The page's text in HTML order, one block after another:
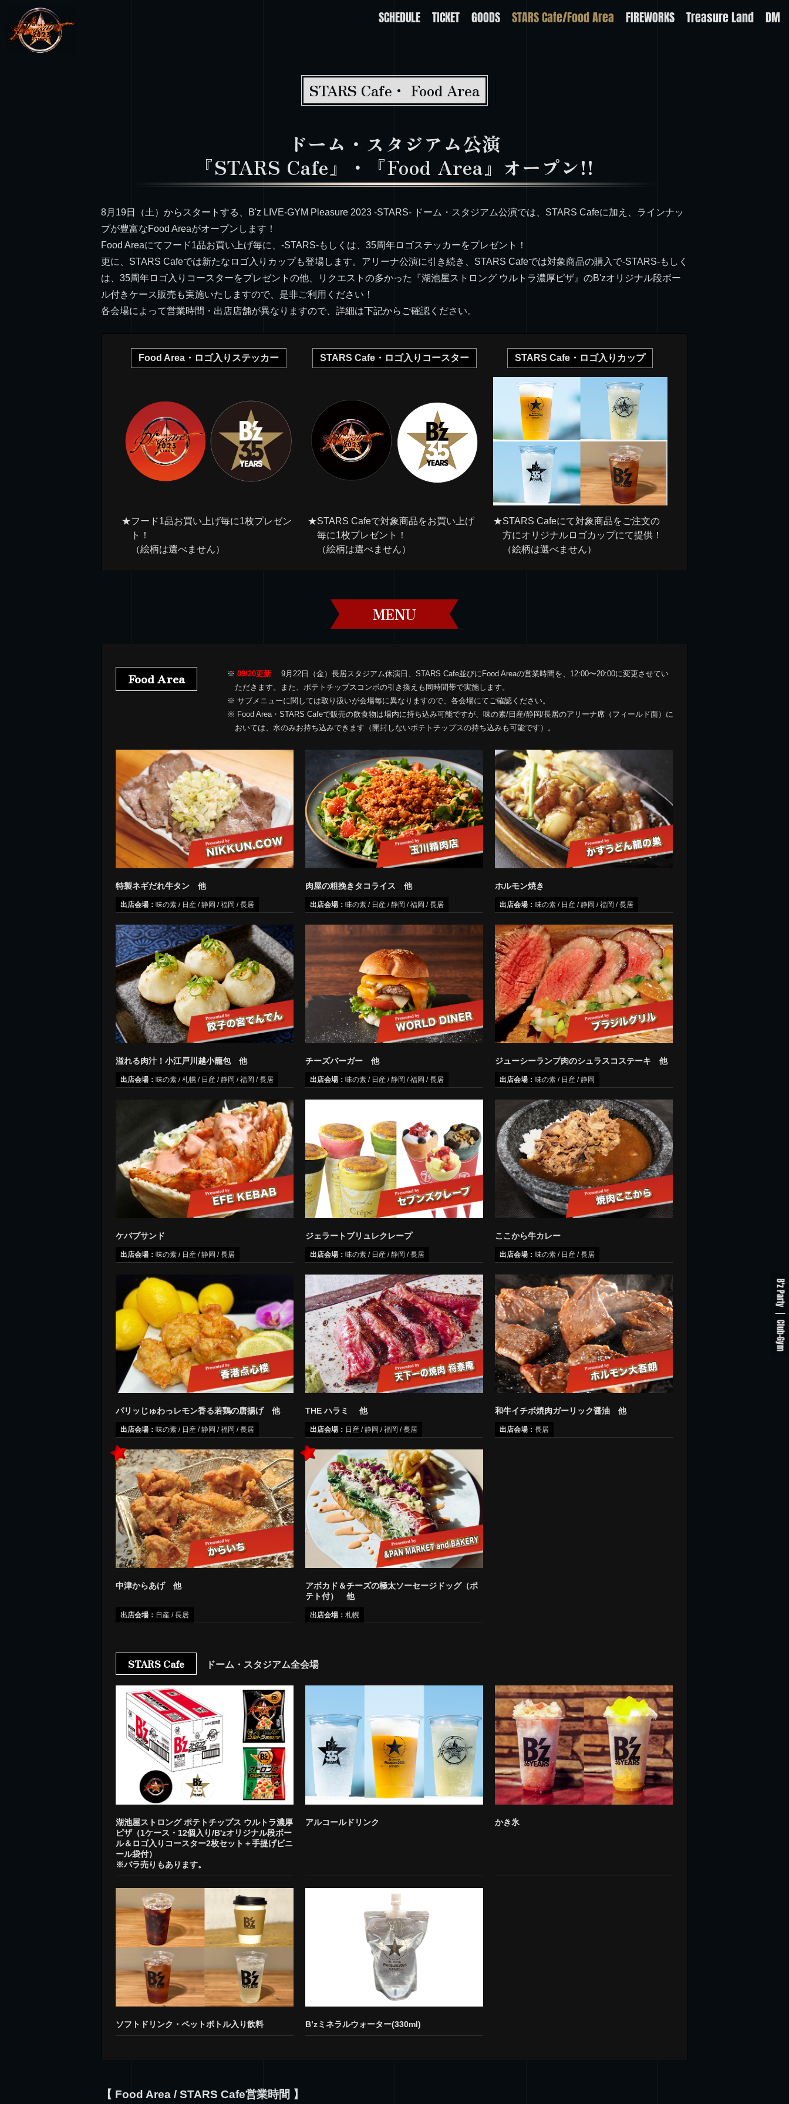
SCHEDULE TICKET GOODS STARS Cafe/Food Area FIREWORKS Treasure Land DM
B'z Party
Club-Gym
STARS Cafe・ Food Area
ドーム・スタジアム公演
『STARS Cafe』・『Food Area』オープン!!
8月19日（土）からスタートする、B'z LIVE-GYM Pleasure 2023 -STARS- ドーム・スタジアム公演では、STARS Cafeに加え、ラインナッ
プが豊富なFood Areaがオープンします！
Food Areaにてフード1品お買い上げ毎に、-STARS-もしくは、35周年ロゴステッカーをプレゼント！
更に、STARS Cafeでは新たなロゴ入りカップも登場します。アリーナ公演に引き続き、STARS Cafeでは対象商品の購入で-STARS-もしく
は、35周年ロゴ入りコースターをプレゼントの他、リクエストの多かった『湖池屋ストロング ウルトラ濃厚ピザ』のB'zオリジナル段ボー
ル付きケース販売も実施いたしますので、是非ご利用ください！
各会場によって営業時間・出店店舗が異なりますので、詳細は下記からご確認ください。
Food Area・ロゴ入りステッカー
★フード1品お買い上げ毎に1枚プレゼン
ト！
（絵柄は選べません）
STARS Cafe・ロゴ入りコースター
★STARS Cafeで対象商品をお買い上げ
毎に1枚プレゼント！
（絵柄は選べません）
STARS Cafe・ロゴ入りカップ
★STARS Cafeにて対象商品をご注文の
方にオリジナルロゴカップにて提供！
（絵柄は選べません）
MENU
Food Area ※ 09/20更新
9月22日（金）長居スタジアム休演日、STARS Cafe並びにFood Areaの営業時間を、12:00〜20:00に変更させてい
ただきます。また、ポテトチップスコンボの引き換えも同時間帯で実施します。
※ サブメニューに関しては取り扱いが会場毎に異なりますので、各会場にてご確認ください。
※ Food Area・STARS Cafeで販売の飲食物は場内に持ち込み可能ですが、味の素/日産/静岡/長居のアリーナ席（フィールド面）に
おいては、水のみお持ち込みできます（開封しないポテトチップスの持ち込みも可能です）。
特製ネギだれ牛タン 他
出店会場： 味の素 / 日産 / 静岡 / 福岡 / 長居
肉屋の粗挽きタコライス 他
出店会場： 味の素 / 日産 / 静岡 / 福岡 / 長居
ホルモン焼き
出店会場： 味の素 / 日産 / 静岡 / 福岡 / 長居
溢れる肉汁！小江戸川越小籠包 他
出店会場： 味の素 / 札幌 / 日産 / 静岡 / 福岡 / 長居
チーズバーガー 他
出店会場： 味の素 / 日産 / 静岡 / 福岡 / 長居
ジューシーランプ肉のシュラスコステーキ 他
出店会場： 味の素 / 日産 / 静岡
ケバブサンド
出店会場： 味の素 / 日産 / 静岡 / 長居
ジェラートブリュレクレープ
出店会場： 味の素 / 日産 / 静岡 / 長居
ここから牛カレー
出店会場： 味の素 / 日産 / 長居
パリッじゅわっレモン香る若鶏の唐揚げ 他
出店会場： 味の素 / 日産 / 静岡 / 福岡 / 長居
THE ハラミ 他
出店会場： 日産 / 静岡 / 福岡 / 長居
和牛イチボ焼肉ガーリック醤油 他
出店会場： 長居
中津からあげ 他
出店会場： 日産 / 長居
アボカド＆チーズの極太ソーセージドッグ（ポ
テト付） 他
出店会場： 札幌
STARS Cafe ドーム・スタジアム全会場
湖池屋ストロング ポテトチップス ウルトラ濃厚
ピザ（1ケース・12個入り/B'zオリジナル段ボー
ル＆ロゴ入りコースター2枚セット＋手提げビニ
ール袋付）
※バラ売りもあります。
アルコールドリンク かき氷
ソフトドリンク・ペットボトル入り飲料 B’zミネラルウォーター(330ml)
【 Food Area / STARS Cafe営業時間 】